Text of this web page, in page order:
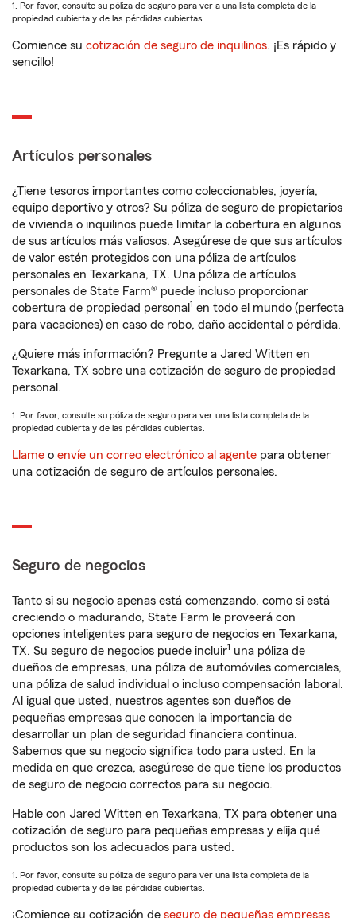
1. Por favor, consulte su póliza de seguro para ver a una lista completa de la
propiedad cubierta y de las pérdidas cubiertas.
Comience su cotización de seguro de inquilinos. ¡Es rápido y
sencillo!
Artículos personales
¿Tiene tesoros importantes como coleccionables, joyería,
equipo deportivo y otros? Su póliza de seguro de propietarios
de vivienda o inquilinos puede limitar la cobertura en algunos
de sus artículos más valiosos. Asegúrese de que sus artículos
de valor estén protegidos con una póliza de artículos
personales en Texarkana, TX. Una póliza de artículos
personales de State Farm® puede incluso proporcionar
cobertura de propiedad personal 1 en todo el mundo (perfecta
para vacaciones) en caso de robo, daño accidental o pérdida.
¿Quiere más información? Pregunte a Jared Witten en
Texarkana, TX sobre una cotización de seguro de propiedad
personal.
1. Por favor, consulte su póliza de seguro para ver una lista completa de la
propiedad cubierta y de las pérdidas cubiertas.
Llame o envíe un correo electrónico al agente para obtener
una cotización de seguro de artículos personales.
Seguro de negocios
Tanto si su negocio apenas está comenzando, como si está
creciendo o madurando, State Farm le proveerá con
opciones inteligentes para seguro de negocios en Texarkana,
TX. Su seguro de negocios puede incluir1 una póliza de
dueños de empresas, una póliza de automóviles comerciales,
una póliza de salud individual o incluso compensación laboral.
Al igual que usted, nuestros agentes son dueños de
pequeñas empresas que conocen la importancia de
desarrollar un plan de seguridad financiera continua.
Sabemos que su negocio significa todo para usted. En la
medida en que crezca, asegúrese de que tiene los productos
de seguro de negocio correctos para su negocio.
Hable con Jared Witten en Texarkana, TX para obtener una
cotización de seguro para pequeñas empresas y elija qué
productos son los adecuados para usted.
1. Por favor, consulte su póliza de seguro para ver una lista completa de la
propiedad cubierta y de las pérdidas cubiertas.
¡Comience su cotización de seguro de pequeñas empresas